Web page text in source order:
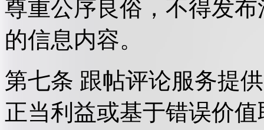
尊重公序良俗，不得发
的信息内容。
第七条 跟帖评论服务提
正当利益或基于错误价